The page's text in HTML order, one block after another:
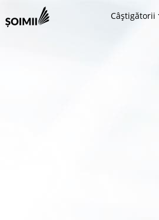
Câștigătorii